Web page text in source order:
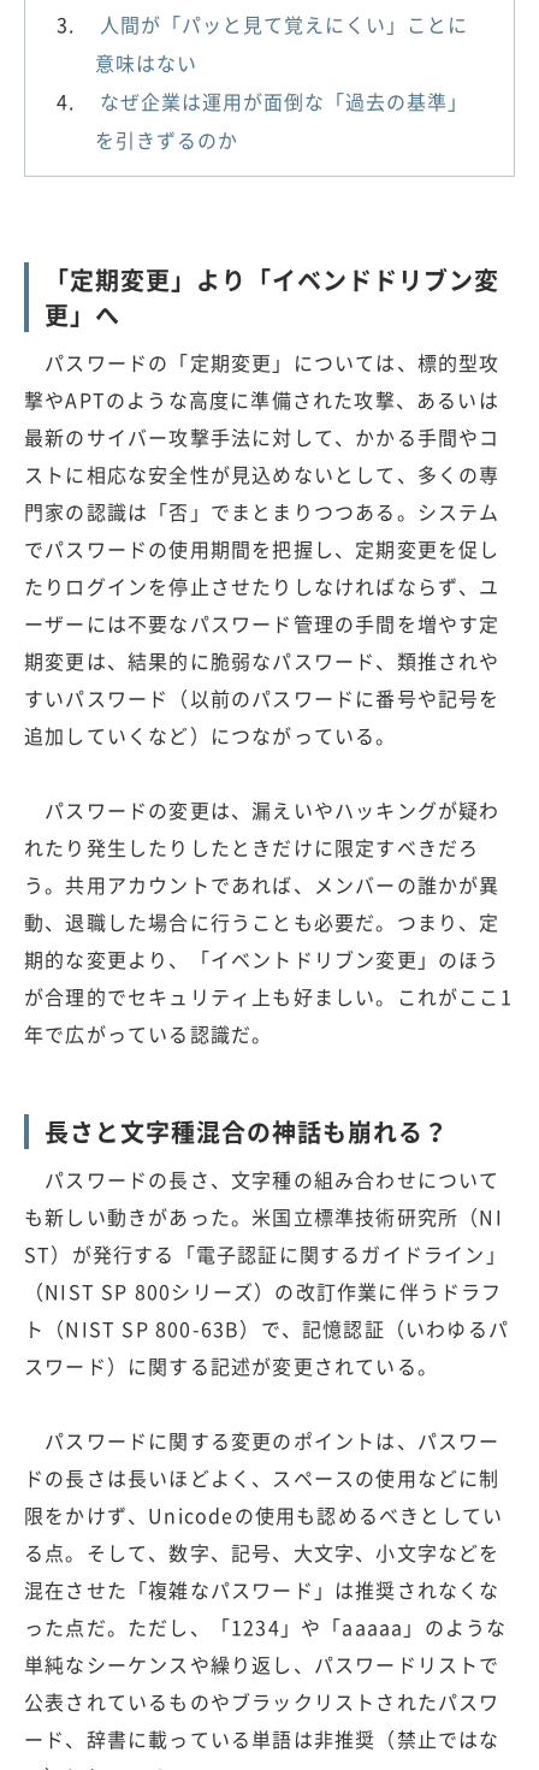
人間が「パッと見て覚えにくい」ことに
意味はない
なぜ企業は運用が面倒な「過去の基準」
を引きずるのか
「定期変更」より「イベンドドリブン変
更」へ
パスワードの「定期変更」については、標的型攻
撃やAPTのような高度に準備された攻撃、あるいは
最新のサイバー攻撃手法に対して、かかる手間やコ
ストに相応な安全性が見込めないとして、多くの専
門家の認識は「否」でまとまりつつある。システム
でパスワードの使用期間を把握し、定期変更を促し
たりログインを停止させたりしなければならず、ユ
ーザーには不要なパスワード管理の手間を増やす定
期変更は、結果的に脆弱なパスワード、類推されや
すいパスワード（以前のパスワードに番号や記号を
追加していくなど）につながっている。
パスワードの変更は、漏えいやハッキングが疑わ
れたり発生したりしたときだけに限定すべきだろ
う。共用アカウントであれば、メンバーの誰かが異
動、退職した場合に行うことも必要だ。つまり、定
期的な変更より、「イベントドリブン変更」のほう
が合理的でセキュリティ上も好ましい。これがここ1
年で広がっている認識だ。
長さと文字種混合の神話も崩れる？
パスワードの長さ、文字種の組み合わせについて
も新しい動きがあった。米国立標準技術研究所（NI
ST）が発行する「電子認証に関するガイドライン」
（NIST SP 800シリーズ）の改訂作業に伴うドラフ
ト（NIST SP 800-63B）で、記憶認証（いわゆるパ
スワード）に関する記述が変更されている。
パスワードに関する変更のポイントは、パスワー
ドの長さは長いほどよく、スペースの使用などに制
限をかけず、Unicodeの使用も認めるべきとしてい
る点。そして、数字、記号、大文字、小文字などを
混在させた「複雑なパスワード」は推奨されなくな
った点だ。ただし、「1234」や「aaaaa」のような
単純なシーケンスや繰り返し、パスワードリストで
公表されているものやブラックリストされたパスワ
ード、辞書に載っている単語は非推奨（禁止ではな